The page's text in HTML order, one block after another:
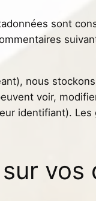
sont
nous
voir,
identifiant).
vos